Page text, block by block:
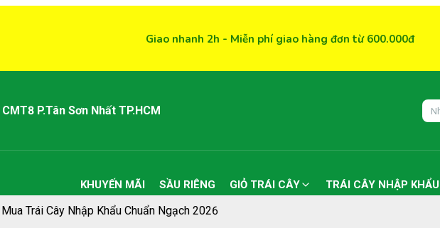
Giao nhanh 2h - Miễn phí giao hàng đơn từ 600.000đ
P.Tân Sơn Nhất TP.HCM
KHUYẾN MÃI SẦU RIÊNG GIỎ TRÁI CÂY TRÁI CÂY NHẬP KHẨU
Mua Trái Cây Nhập Khẩu Chuẩn Ngạch 2026